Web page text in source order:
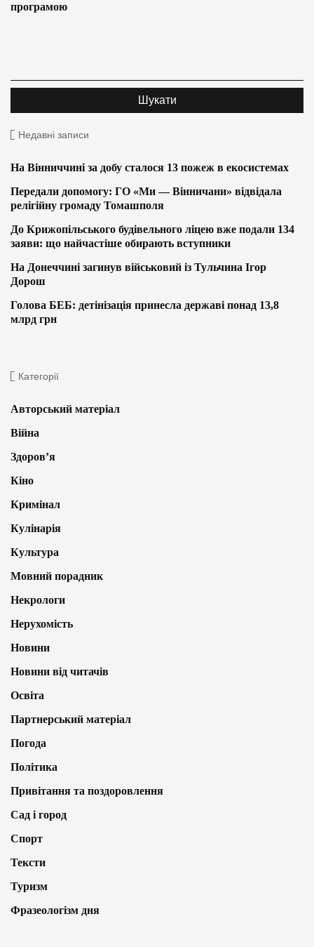
програмою
Недавні записи
На Вінниччині за добу сталося 13 пожеж в екосистемах
Передали допомогу: ГО «Ми — Вінничани» відвідала
релігійну громаду Томашполя
До Крижопільського будівельного ліцею вже подали 134
заяви: що найчастіше обирають вступники
На Донеччині загинув військовий із Тульчина Ігор
Дорош
Голова БЕБ: детінізація принесла державі понад 13,8
млрд грн
Категорії
Авторський матеріал
Війна
Здоров’я
Кіно
Кримінал
Кулінарія
Культура
Мовний порадник
Некрологи
Нерухомість
Новини
Новини від читачів
Освіта
Партнерський матеріал
Погода
Політика
Привітання та поздоровлення
Сад і город
Спорт
Тексти
Туризм
Фразеологізм дня